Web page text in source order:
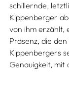
schillernde,
Kippenberger
von ihm erzählt,
Präsenz, die
Kippenbergers
Genauigkeit,